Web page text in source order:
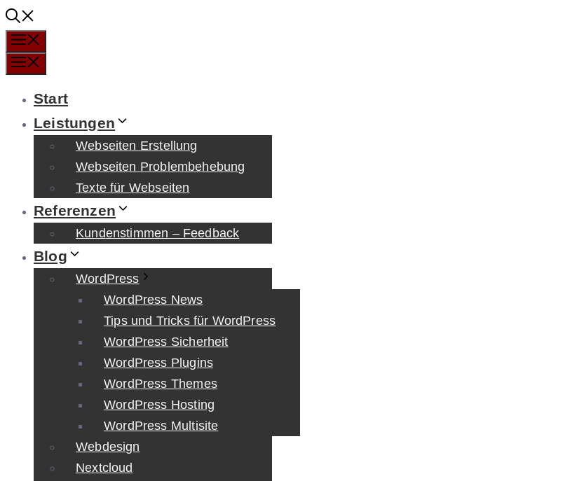
Zum
Inhalt
springen
Start
Leistungen
Webseiten Erstellung
Webseiten Problembehebung
Texte für Webseiten
Referenzen
Kundenstimmen – Feedback
Blog
WordPress
WordPress News
Tips und Tricks für WordPress
WordPress Sicherheit
WordPress Plugins
WordPress Themes
WordPress Hosting
WordPress Multisite
Webdesign
Nextcloud